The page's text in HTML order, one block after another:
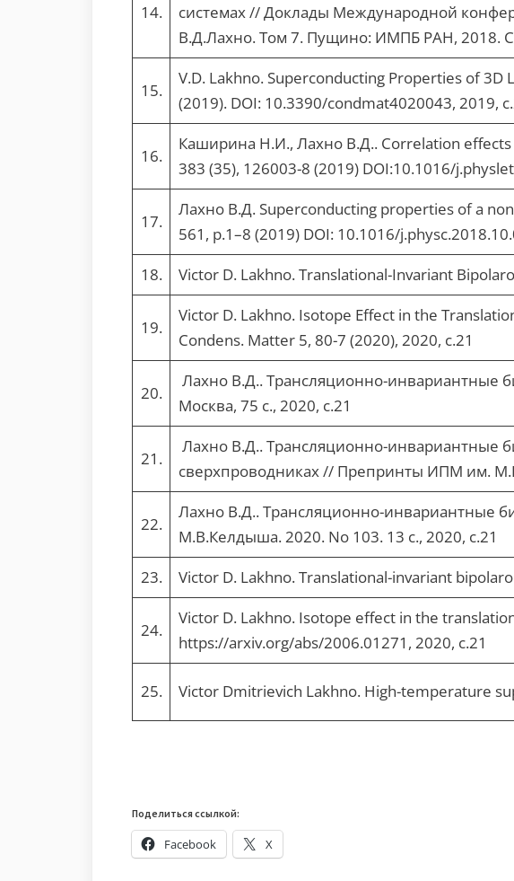
14.
системах // Доклады Международной
В.Д.Лахно. Том 7. Пущино: ИМПБ РАН, 2018.
15.
V.D. Lakhno. Superconducting Properties of 3D
(2019). DOI: 10.3390/condmat4020043, 2019,
16.
Каширина Н.И., Лахно В.Д.. Correlation effects
383 (35), 126003-8 (2019) DOI:10.1016/
17.
Лахно В.Д. Superconducting properties of a
561, p.1–8 (2019) DOI: 10.1016/
18.
Victor D. Lakhno. Translational-Invariant
19.
Victor D. Lakhno. Isotope Effect in the
Condens. Matter 5, 80-7 (2020), 2020, с.21
20.
Лахно В.Д.. Трансляционно-инвариантные
Москва, 75 с., 2020, с.21
21.
Лахно В.Д.. Трансляционно-инвариантные
сверхпроводниках // Препринты ИПМ им.
22.
Лахно В.Д.. Трансляционно-инвариантные
М.В.Келдыша. 2020. No 103. 13 с., 2020, с.21
23.
Victor D. Lakhno. Translational-invariant
24.
Victor D. Lakhno. Isotope effect in the
https://arxiv.org/abs/2006.01271, 2020, с.21
25. Victor Dmitrievich Lakhno. High-temperature
Поделиться ссылкой:
Facebook X